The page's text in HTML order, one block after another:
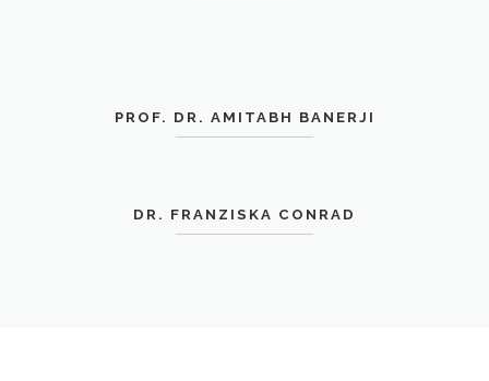
PROF. DR. AMITABH BANERJI
DR. FRANZISKA CONRAD